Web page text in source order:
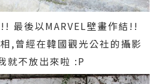
最後以MARVEL壁畫作結!!
,曾經在韓國觀光公社的攝影
就不放出來啦 :P